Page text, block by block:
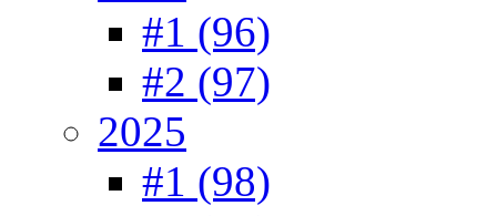
#1 (96)
#2 (97)
2025
#1 (98)